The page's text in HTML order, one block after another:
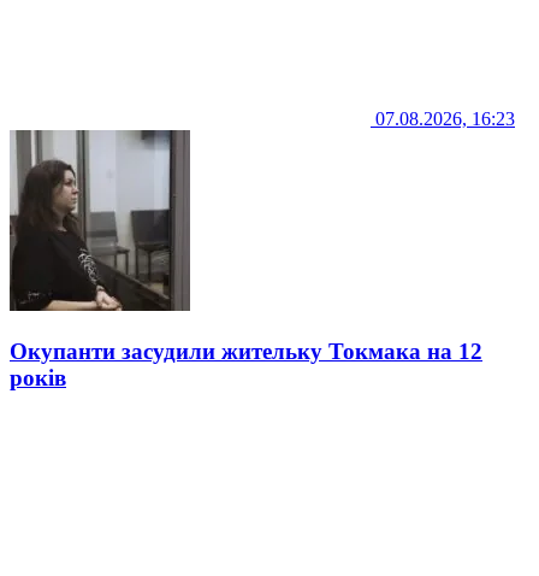
07.08.2026, 16:23
Окупанти засудили жительку Токмака на 12
років